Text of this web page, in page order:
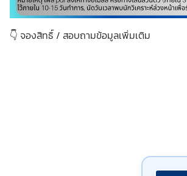
👇 จองสิทธิ์ / สอบถามข้อมูลเพิ่มเติม